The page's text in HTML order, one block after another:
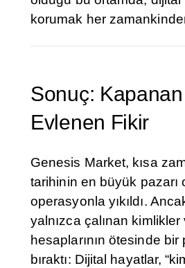
korumak her
Sonuç:
Evlenen Fikir
Genesis Market, kısa
tarihinin en büyük pazarı
operasyonla yıkıldı.
yalnızca çalınan
hesaplarının ötesinde
bıraktı: Dijital hayatlar,